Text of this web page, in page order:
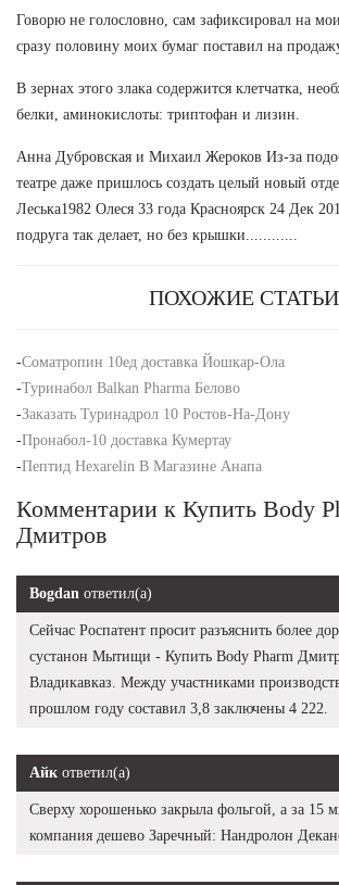
Говорю не голословно, сам зафиксировал на
сразу половину моих бумаг поставил на
В зернах этого злака содержится клетчатка,
белки, аминокислоты: триптофан и лизин.
Анна Дубровская и Михаил Жероков Из-за
театре даже пришлось создать целый новый
Леська1982 Олеся 33 года Красноярск 24 Дек
подруга так делает, но без крышки............
ПОХОЖИЕ СТАТЬИ
-Cоматропин 10ед доставка Йошкар-Ола
-Туринабол Balkan Pharma Белово
-Заказать Туринадрол 10 Ростов-На-Дону
-Пронабол-10 доставка Кумертау
-Пептид Hexarelin В Магазине Анапа
Комментарии к Купить Body
Дмитров
Bogdan ответил(а)
Сейчас Роспатент просит разъяснить более
сустанон Мытищи - Купить Body Pharm
Владикавказ. Между участниками
прошлом году составил 3,8 заключены 4 222.
Айк ответил(а)
Сверху хорошенько закрыла фольгой, а за 15
компания дешево Заречный: Нандролон